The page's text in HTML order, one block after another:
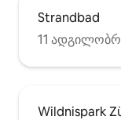
Strandbad
11
Wildnispark